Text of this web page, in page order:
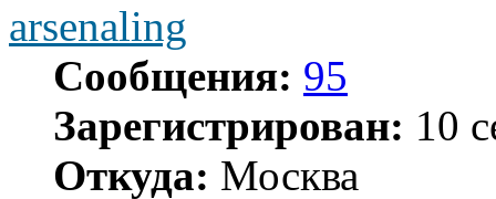
arsenaling
Сообщения: 95
Зарегистрирован: 10
Откуда: Москва